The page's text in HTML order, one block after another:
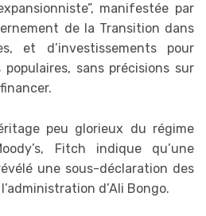
manifestée par
de la Transition dans
et d’investissements pour
sans précisions sur
peu glorieux du régime
Fitch indique qu’une
une sous-déclaration des
d’Ali Bongo.